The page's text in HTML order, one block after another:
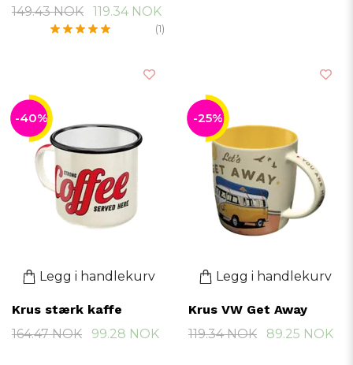
149.43 NOK
119.34 NOK
(1)
-40%
Legg i handlekurv
Krus stærk kaffe
164.47 NOK
99.28 NOK
-25%
Legg i handlekurv
Krus VW Get Away
119.34 NOK
89.25 NOK